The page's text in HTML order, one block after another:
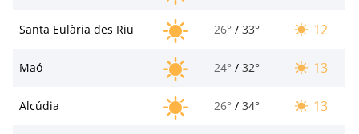
Santa Eulària des Riu 26° / 33° 12
Maó 24° / 32° 13
Alcúdia 26° / 34° 13